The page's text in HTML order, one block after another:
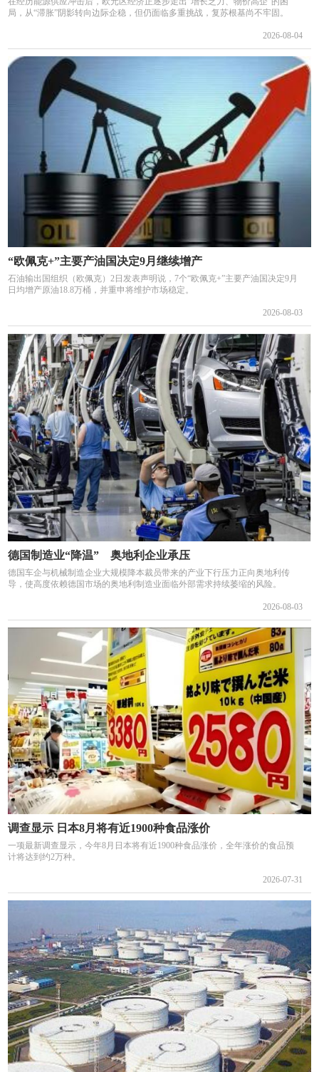
局，从“滞胀”阴影转向边际企稳，但仍面临多重挑战，复苏根基尚不牢固。
2026-08-04
“欧佩克+”主要产油国决定9月继续增产
石油输出国组织（欧佩克）2日发表声明说，7个“欧佩克+”主要产油国决定9月
日均增产原油18.8万桶，并重申将维护市场稳定。
2026-08-03
德国制造业“降温” 奥地利企业承压
德国车企与机械制造企业大规模降本裁员带来的产业下行压力正向奥地利传
导，使高度依赖德国市场的奥地利制造业面临外部需求持续萎缩的风险。
2026-08-03
调查显示 日本8月将有近1900种食品涨价
一项最新调查显示，今年8月日本将有近1900种食品涨价，全年涨价的食品预
计将达到约2万种。
2026-07-31